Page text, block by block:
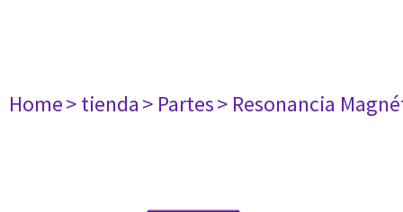
Home> tienda> Partes> Resonancia